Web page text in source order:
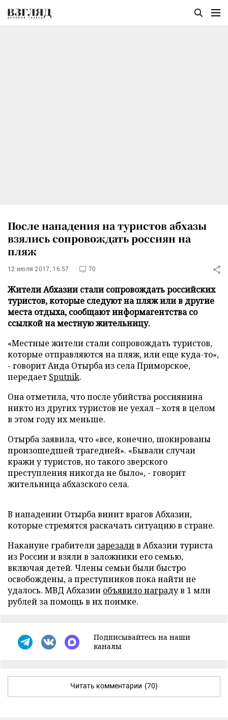
После нападения на туристов абхазы
взялись сопровождать россиян на
пляж
12 июля 2017, 16:57 70
Жители Абхазии стали сопровождать российских
туристов, которые следуют на пляж или в другие
места отдыха, сообщают информагентства со
ссылкой на местную жительницу.
«Местные жители стали сопровождать туристов,
которые отправляются на пляж, или еще куда-то»,
- говорит Аида Отырба из села Приморское,
передает Sputnik.
Она отметила, что после убийства россиянина
никто из других туристов не уехал – хотя в целом
в этом году их меньше.
Отырба заявила, что «все, конечно, шокированы
произошедшей трагедией». «Бывали случаи
кражи у туристов, но такого зверского
преступления никогда не было», - говорит
жительница абхазского села.
В нападении Отырба винит врагов Абхазии,
которые стремятся раскачать ситуацию в стране.
Накануне грабители зарезалив Абхазии туриста
из России и взяли в заложники его семью,
включая детей. Члены семьи были быстро
освобождены, а преступников пока найти не
удалось. МВД Абхазии объявило наградув 1 млн
рублей за помощь в их поимке.
Подписывайтесь на наши
каналы
Читать комментарии (70)